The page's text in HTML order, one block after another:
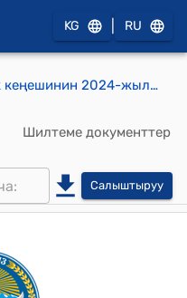
KG RU
Ак-Жол айылдык кеңешинин 2024-жылынын 19-апрелиндеги №1 “Ак-Жол айыл аймагындагы Терс айылын Үч-Коргон айыл аймагына өткөрүп берүү жана Разан-Сай, Күрп-Сай, Кызыл-Бейит айылдары, Жоон-Бакан, Көк-Кыя участкалары жөнүндө” токтому
Шилтеме документтер
Салыштыруу